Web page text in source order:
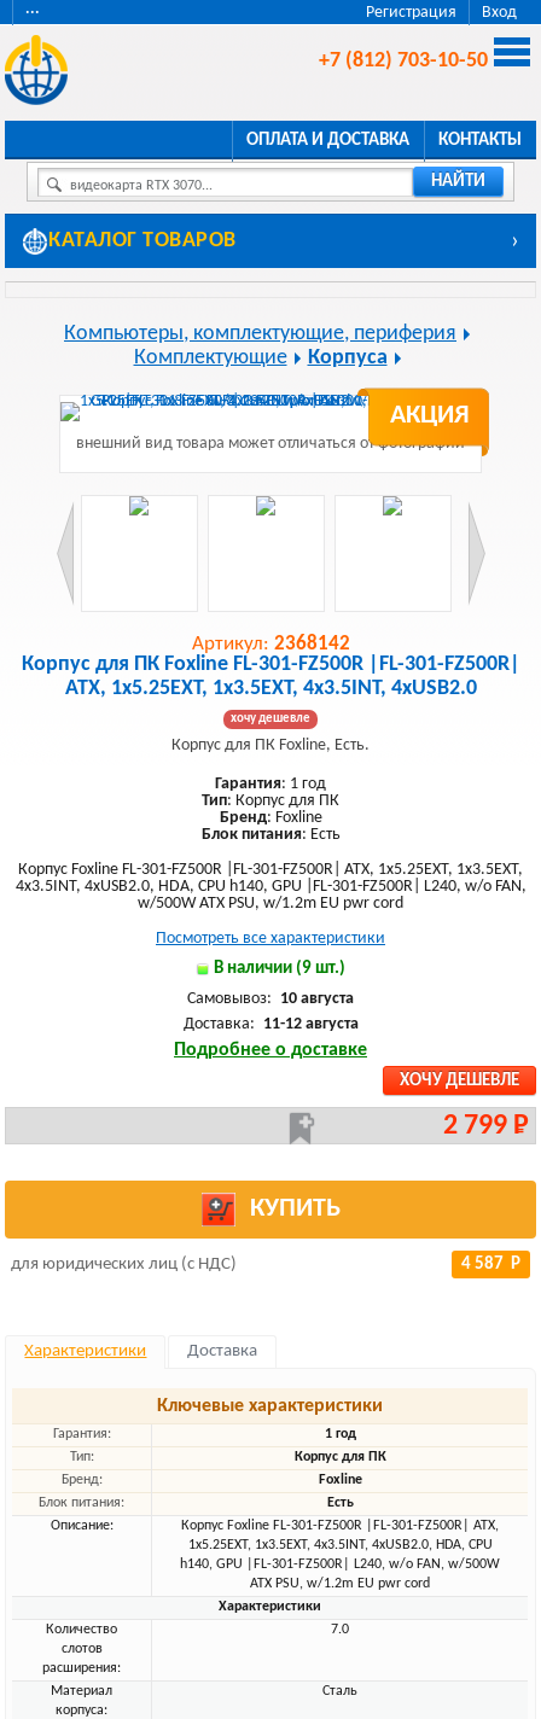
Регистрация Вход
···
+7 (812) 703-10-50
ОПЛАТА И ДОСТАВКА КОНТАКТЫ
видеокарта RTX 3070... НАЙТИ
КАТАЛОГ ТОВАРОВ ›
Компьютеры, комплектующие, периферия
Комплектующие
Корпуса
АКЦИЯ
внешний вид товара может отличаться от фотографии
Артикул: 2368142
Корпус для ПК Foxline FL-301-FZ500R |FL-301-FZ500R|
ATX, 1x5.25EXT, 1x3.5EXT, 4x3.5INT, 4xUSB2.0
хочу дешевле
Корпус для ПК Foxline, Есть.
Гарантия: 1 год
Тип: Корпус для ПК
Бренд: Foxline
Блок питания: Есть
Корпус Foxline FL-301-FZ500R |FL-301-FZ500R| ATX, 1x5.25EXT, 1x3.5EXT,
4x3.5INT, 4xUSB2.0, HDA, CPU h140, GPU |FL-301-FZ500R| L240, w/o FAN,
w/500W ATX PSU, w/1.2m EU pwr cord
Посмотреть все характеристики
В наличии (9 шт.)
Самовывоз: 10 августа
Доставка: 11-12 августа
Подробнее о доставке
ХОЧУ ДЕШЕВЛЕ
2 799 Р
КУПИТЬ
для юридических лиц (с НДС) 4 587 Р
Характеристики Доставка
Ключевые характеристики
Гарантия:
1 год
Тип:
Корпус для ПК
Бренд:
Foxline
Блок питания:
Есть
Описание:
Корпус Foxline FL-301-FZ500R |FL-301-FZ500R| ATX,
1x5.25EXT, 1x3.5EXT, 4x3.5INT, 4xUSB2.0, HDA, CPU
h140, GPU |FL-301-FZ500R| L240, w/o FAN, w/500W
ATX PSU, w/1.2m EU pwr cord
Характеристики
Количество
слотов
расширения:
7.0
Материал
корпуса:
Сталь